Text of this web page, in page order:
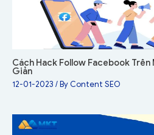
Cách Hack Follow Facebook
Giản
12-01-2023 / By Content SEO